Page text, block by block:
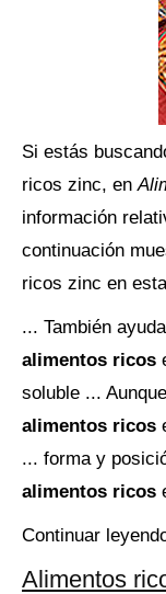
Si estás
ricos zinc, en
información
continuación
ricos zinc en
... También
alimentos ricos
soluble ...
alimentos ricos
... forma y
alimentos ricos
Continuar
Alimentos